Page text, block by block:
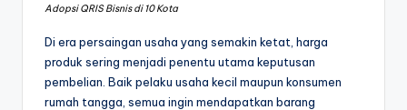
Adopsi QRIS Bisnis di 10 Kota
Di era persaingan usaha yang semakin ketat, harga
produk sering menjadi penentu utama keputusan
pembelian. Baik pelaku usaha kecil maupun konsumen
rumah tangga, semua ingin mendapatkan barang